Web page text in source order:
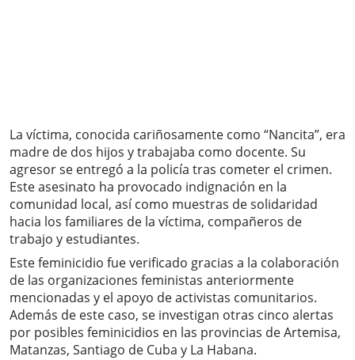
La víctima, conocida cariñosamente como “Nancita”, era
madre de dos hijos y trabajaba como docente. Su
agresor se entregó a la policía tras cometer el crimen.
Este asesinato ha provocado indignación en la
comunidad local, así como muestras de solidaridad
hacia los familiares de la víctima, compañeros de
trabajo y estudiantes.
Este feminicidio fue verificado gracias a la colaboración
de las organizaciones feministas anteriormente
mencionadas y el apoyo de activistas comunitarios.
Además de este caso, se investigan otras cinco alertas
por posibles feminicidios en las provincias de Artemisa,
Matanzas, Santiago de Cuba y La Habana.